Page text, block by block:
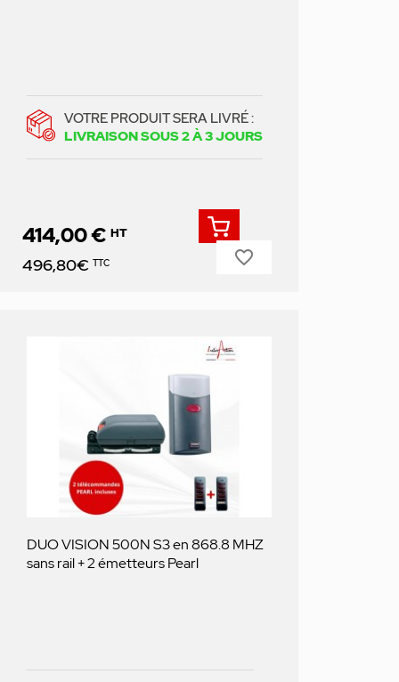
VOTRE PRODUIT SERA LIVRÉ :
LIVRAISON SOUS 2 À 3 JOURS
Prix
414,00 € HT
496,80€ TTC favorite_border
DUO VISION 500N S3 en 868.8 MHZ
sans rail + 2 émetteurs Pearl